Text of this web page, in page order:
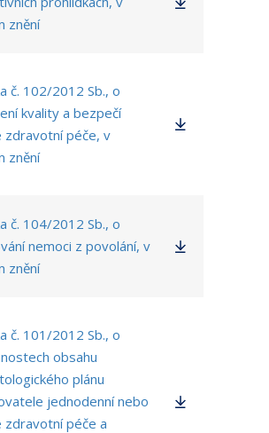
znění
č. 102/2012 Sb., o
kvality a bezpečí
zdravotní péče, v
znění
č. 104/2012 Sb., o
nemoci z povolání, v
znění
č. 101/2012 Sb., o
obsahu
plánu
jednodenní nebo
zdravotní péče a